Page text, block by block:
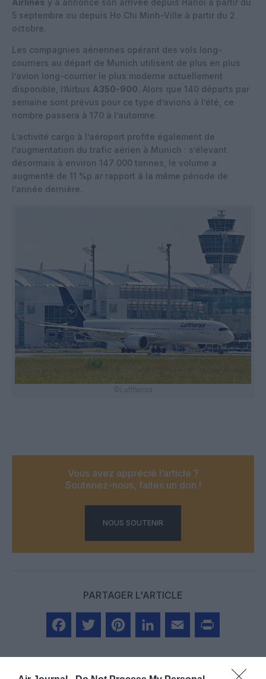
5 septembre ou depuis Ho Chi Minh-Ville à partir du 2
octobre.
Les compagnies aériennes opérant des vols long-
courriers au départ de Munich utilisent de plus en plus
l’avion long-courrier le plus moderne actuellement
disponible, l’Airbus A350-900. Alors que 140 départs par
semaine sont prévus pour ce type d’avions à l’été, ce
nombre passera à 170 à l’automne.
L’activité cargo à l’aéroport profite également de
l’augmentation du trafic aérien à Munich : s’élevant
désormais à environ 147 000 tonnes, le volume a
augmenté de 11 %p ar rapport à la même période de
l’année dernière.
©Lufthansa
Vous avez apprécié l’article ?
Soutenez-nous, faites un don !
NOUS SOUTENIR
PARTAGER L'ARTICLE